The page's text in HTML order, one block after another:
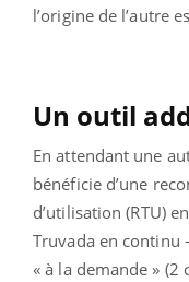
l’origine de l’autre
Un outil
En attendant une
bénéficie d’une
d’utilisation (RTU)
Truvada en continu
« à la demande »